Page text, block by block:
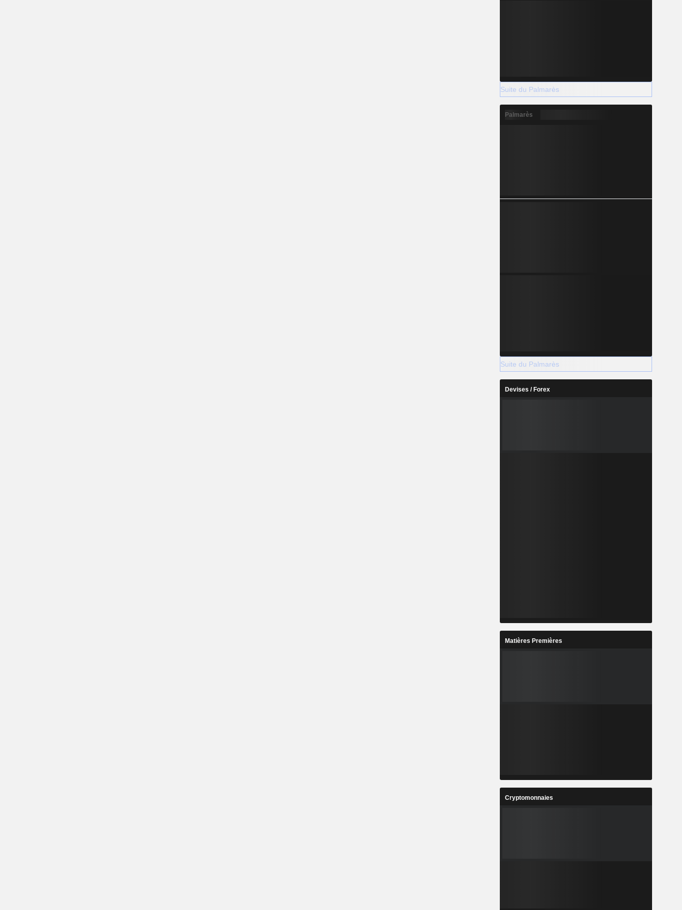
Suite du Palmarès
Palmarès
Suite du Palmarès
Devises / Forex
Matières Premières
Cryptomonnaies